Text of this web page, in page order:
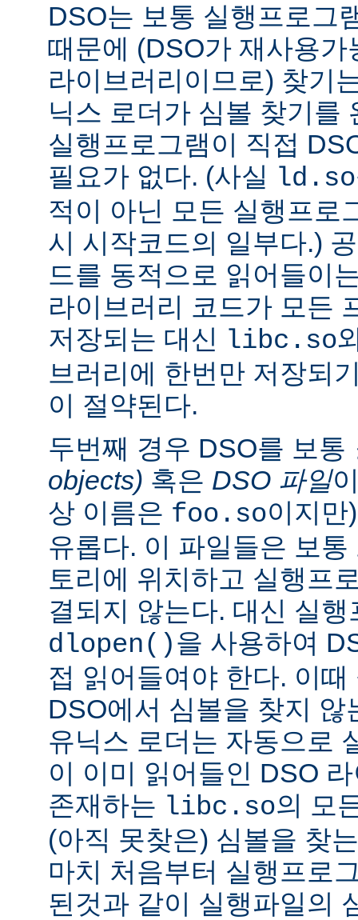
DSO는 보통 실행프로그
때문에 (DSO가 재사용
라이브러리이므로) 찾기
닉스 로더가 심볼 찾기를
실행프로그램이 직접
필요가 없다. (사실
ld.so
적이 아닌 모든 실행프로
시 시작코드의 일부다.)
드를 동적으로 읽어들이
라이브러리 코드가 모든
저장되는 대신
libc.so
브러리에 한번만 저장되
이 절약된다.
두번째 경우 DSO를 보통
objects) 혹은 DSO 파일
상 이름은 foo.so이지만
유롭다. 이 파일들은 보
토리에 위치하고 실행프
결되지 않는다. 대신 실
dlopen()을 사용하여
접 읽어들여야 한다. 이
DSO에서 심볼을 찾지 않
유닉스 로더는 자동으로
이 이미 읽어들인 DSO
존재하는 libc.so의 모
(아직 못찾은) 심볼을 찾
마치 처음부터 실행프로
된것과 같이 실행파일의